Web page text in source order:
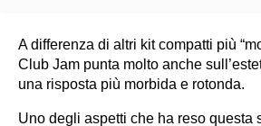
A differenza di altri kit compatti più
Club Jam punta molto anche
una risposta più morbida e rotonda.
Uno degli aspetti che ha reso questa